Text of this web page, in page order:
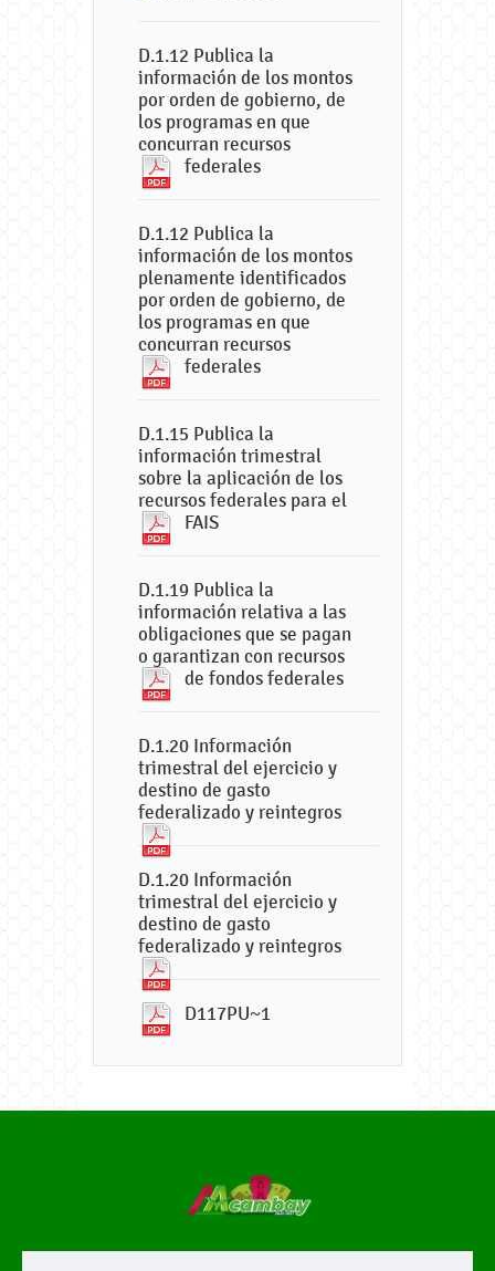
D.1.12 Publica la
información de los montos
por orden de gobierno, de
los programas en que
concurran recursos
federales
D.1.12 Publica la
información de los montos
plenamente identificados
por orden de gobierno, de
los programas en que
concurran recursos
federales
D.1.15 Publica la
información trimestral
sobre la aplicación de los
recursos federales para el
FAIS
D.1.19 Publica la
información relativa a las
obligaciones que se pagan
o garantizan con recursos
de fondos federales
D.1.20 Información
trimestral del ejercicio y
destino de gasto
federalizado y reintegros
D.1.20 Información
trimestral del ejercicio y
destino de gasto
federalizado y reintegros
D117PU~1